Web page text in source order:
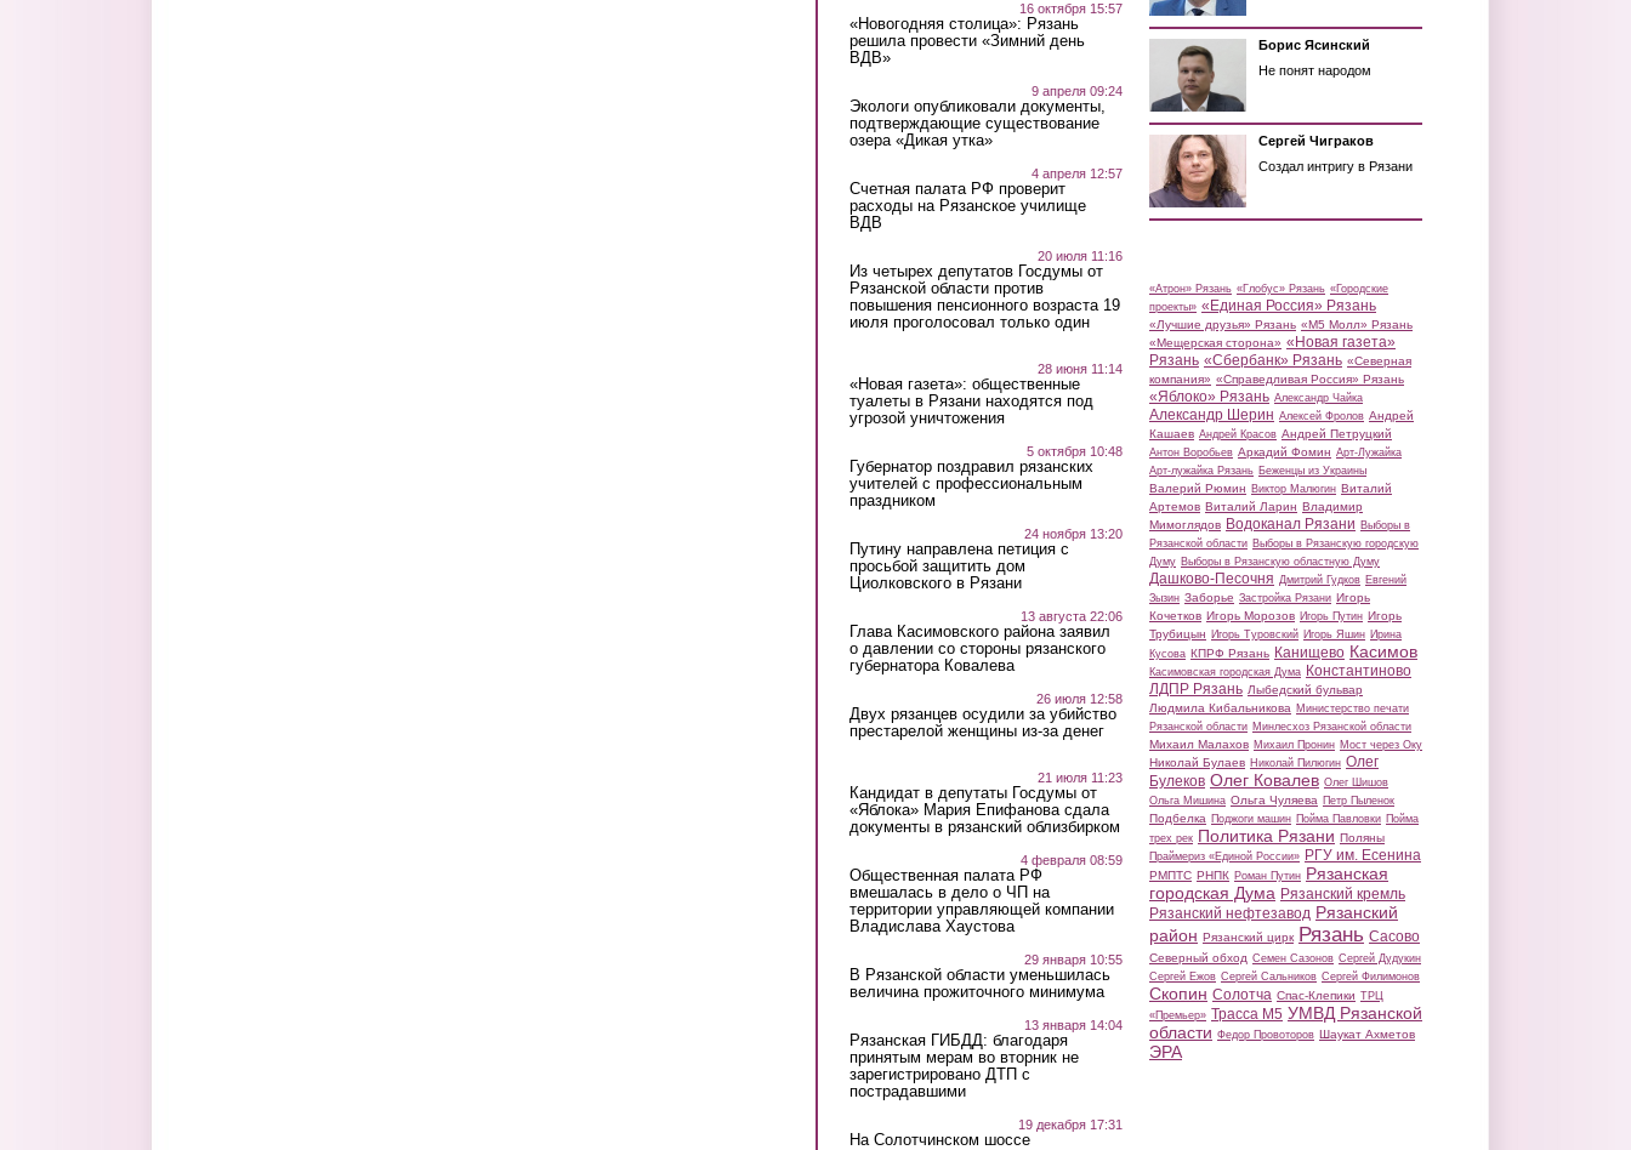
16 октября 15:57
«Новогодняя столица»: Рязань
решила провести «Зимний день
ВДВ»
9 апреля 09:24
Экологи опубликовали документы,
подтверждающие существование
озера «Дикая утка»
4 апреля 12:57
Счетная палата РФ проверит
расходы на Рязанское училище
ВДВ
20 июля 11:16
Из четырех депутатов Госдумы от
Рязанской области против
повышения пенсионного возраста 19
июля проголосовал только один
28 июня 11:14
«Новая газета»: общественные
туалеты в Рязани находятся под
угрозой уничтожения
5 октября 10:48
Губернатор поздравил рязанских
учителей с профессиональным
праздником
24 ноября 13:20
Путину направлена петиция с
просьбой защитить дом
Циолковского в Рязани
13 августа 22:06
Глава Касимовского района заявил
о давлении со стороны рязанского
губернатора Ковалева
26 июля 12:58
Двух рязанцев осудили за убийство
престарелой женщины из-за денег
21 июля 11:23
Кандидат в депутаты Госдумы от
«Яблока» Мария Епифанова сдала
документы в рязанский облизбирком
4 февраля 08:59
Общественная палата РФ
вмешалась в дело о ЧП на
территории управляющей компании
Владислава Хаустова
29 января 10:55
В Рязанской области уменьшилась
величина прожиточного минимума
13 января 14:04
Рязанская ГИБДД: благодаря
принятым мерам во вторник не
зарегистрировано ДТП с
пострадавшими
19 декабря 17:31
На Солотчинском шоссе
Борис Ясинский
Не понят народом
Сергей Чиграков
Создал интригу в Рязани
«Атрон» Рязань «Глобус» Рязань «Городские
проекты» «Единая Россия» Рязань
«Лучшие друзья» Рязань «М5 Молл» Рязань
«Мещерская сторона» «Новая газета»
Рязань «Сбербанк» Рязань «Северная
компания» «Справедливая Россия» Рязань
«Яблоко» Рязань Александр Чайка
Александр Шерин Алексей Фролов Андрей
Кашаев Андрей Красов Андрей Петруцкий
Антон Воробьев Аркадий Фомин Арт-Лужайка
Арт-лужайка Рязань Беженцы из Украины
Валерий Рюмин Виктор Малюгин Виталий
Артемов Виталий Ларин Владимир
Мимоглядов Водоканал Рязани Выборы в
Рязанской области Выборы в Рязанскую городскую
Думу Выборы в Рязанскую областную Думу
Дашково-Песочня Дмитрий Гудков Евгений
Зызин Заборье Застройка Рязани Игорь
Кочетков Игорь Морозов Игорь Путин Игорь
Трубицын Игорь Туровский Игорь Яшин Ирина
Кусова КПРФ Рязань Канищево Касимов
Касимовская городская Дума Константиново
ЛДПР Рязань Лыбедский бульвар
Людмила Кибальникова Министерство печати
Рязанской области Минлесхоз Рязанской области
Михаил Малахов Михаил Пронин Мост через Оку
Николай Булаев Николай Пилюгин Олег
Булеков Олег Ковалев Олег Шишов
Ольга Мишина Ольга Чуляева Петр Пыленок
Подбелка Поджоги машин Пойма Павловки Пойма
трех рек Политика Рязани Поляны
Праймериз «Единой России» РГУ им. Есенина
РМПТС РНПК Роман Путин Рязанская
городская Дума Рязанский кремль
Рязанский нефтезавод Рязанский
район Рязанский цирк Рязань Сасово
Северный обход Семен Сазонов Сергей Дудукин
Сергей Ежов Сергей Сальников Сергей Филимонов
Скопин Солотча Спас-Клепики ТРЦ
«Премьер» Трасса М5 УМВД Рязанской
области Федор Провоторов Шаукат Ахметов
ЭРА